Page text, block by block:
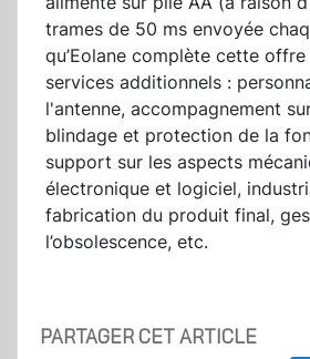
trames de 50 ms envoyée
qu’Eolane complète cette
services additionnels :
l'antenne, accompagnement
blindage et protection de la
support sur les aspects
électronique et logiciel,
fabrication du produit final,
l’obsolescence, etc.
PARTAGER CET ARTICLE